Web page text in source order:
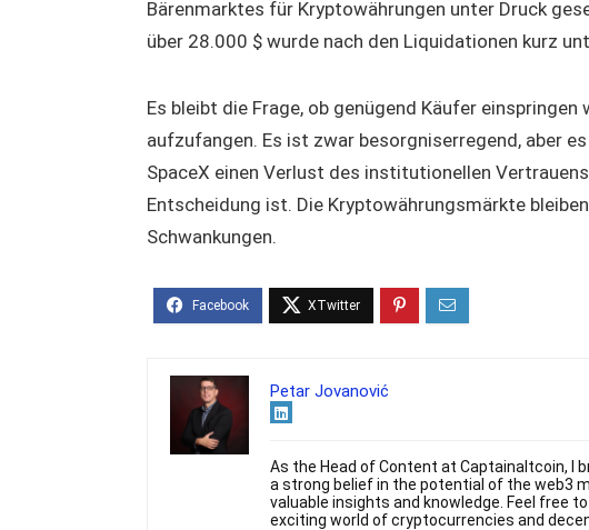
Bärenmarktes für Kryptowährungen unter Druck
über 28.000 $ wurde nach den Liquidationen kurz
Es bleibt die Frage, ob genügend Käufer
aufzufangen. Es ist zwar besorgniserregend, aber
SpaceX einen Verlust des institutionellen
Entscheidung ist. Die Kryptowährungsmärkte
Schwankungen.
Petar Jovanović
As the Head of Content at Captainaltcoin, I
a strong belief in the potential of the web3
valuable insights and knowledge. Feel free
exciting world of cryptocurrencies and